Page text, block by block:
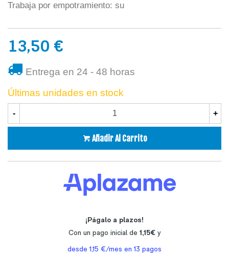
Trabaja por empotramiento: su
13,50 €
Entrega en 24 - 48 horas
Últimas unidades en stock
- +
Añadir Al Carrito